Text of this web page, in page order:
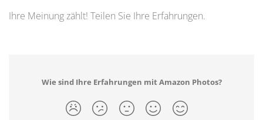
Ihre Meinung zählt! Teilen Sie Ihre Erfahrungen.
Wie sind Ihre Erfahrungen mit Amazon Photos?